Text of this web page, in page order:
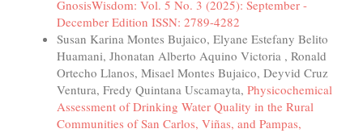
GnosisWisdom: Vol. 5 No. 3 (2025): September -
December Edition ISSN: 2789-4282
Susan Karina Montes Bujaico, Elyane Estefany Belito
Huamani, Jhonatan Alberto Aquino Victoria , Ronald
Ortecho Llanos, Misael Montes Bujaico, Deyvid Cruz
Ventura, Fredy Quintana Uscamayta, Physicochemical
Assessment of Drinking Water Quality in the Rural
Communities of San Carlos, Viñas, and Pampas,